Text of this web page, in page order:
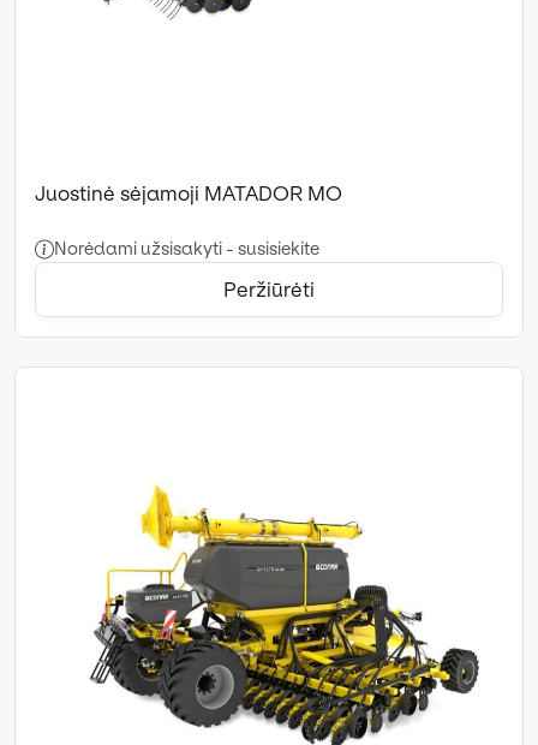
Juostinė sėjamoji MATADOR MO
Norėdami užsisakyti - susisiekite
Peržiūrėti